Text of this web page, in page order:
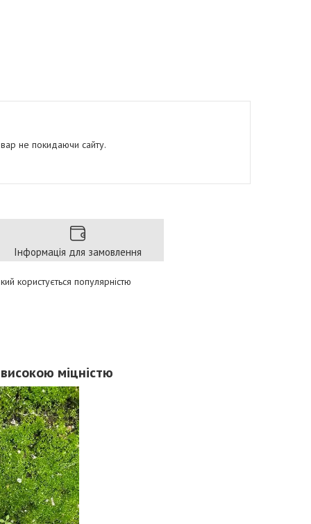
не покидаючи сайту.
Інформація для замовлення
користується популярністю
міцністю